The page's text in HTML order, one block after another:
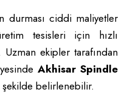
durması ciddi maliyetler
tesisleri için hızlı
ekipler tarafından
Akhisar Spindle
şekilde belirlenebilir.